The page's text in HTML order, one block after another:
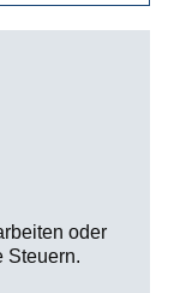
oder
Steuern.